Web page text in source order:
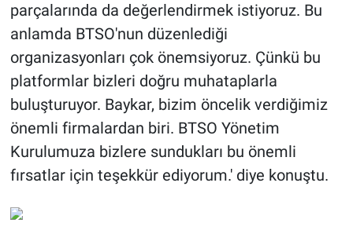
parçalarında da değerlendirmek istiyoruz. Bu
anlamda BTSO'nun düzenlediği
organizasyonları çok önemsiyoruz. Çünkü bu
platformlar bizleri doğru muhataplarla
buluşturuyor. Baykar, bizim öncelik verdiğimiz
önemli firmalardan biri. BTSO Yönetim
Kurulumuza bizlere sundukları bu önemli
fırsatlar için teşekkür ediyorum.' diye konuştu.